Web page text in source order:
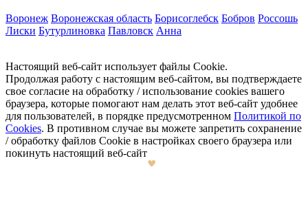
Воронеж Воронежская область Борисоглебск Бобров Россошь
Лиски Бутурлиновка Павловск Анна
Настоящий веб-сайт использует файлы Cookie.
Продолжая работу с настоящим веб-сайтом, вы подтверждаете
свое согласие на обработку / использование cookies вашего
браузера, которые помогают нам делать этот веб-сайт удобнее
для пользователей, в порядке предусмотренном Политикой по
Cookies. В противном случае вы можете запретить сохранение
/ обработку файлов Cookie в настройках своего браузера или
покинуть настоящий веб-сайт